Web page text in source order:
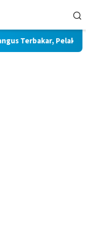
Pelaku Masih